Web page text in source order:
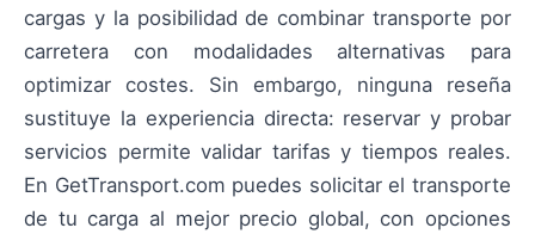
cargas y la posibilidad de combinar transporte por
carretera con modalidades alternativas para
optimizar costes. Sin embargo, ninguna reseña
sustituye la experiencia directa: reservar y probar
servicios permite validar tarifas y tiempos reales.
En GetTransport.com puedes solicitar el transporte
de tu carga al mejor precio global, con opciones